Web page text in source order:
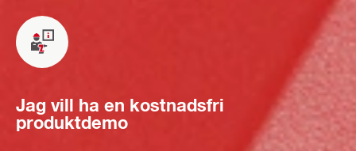
Jag vill ha en kostnadsfri
produktdemo